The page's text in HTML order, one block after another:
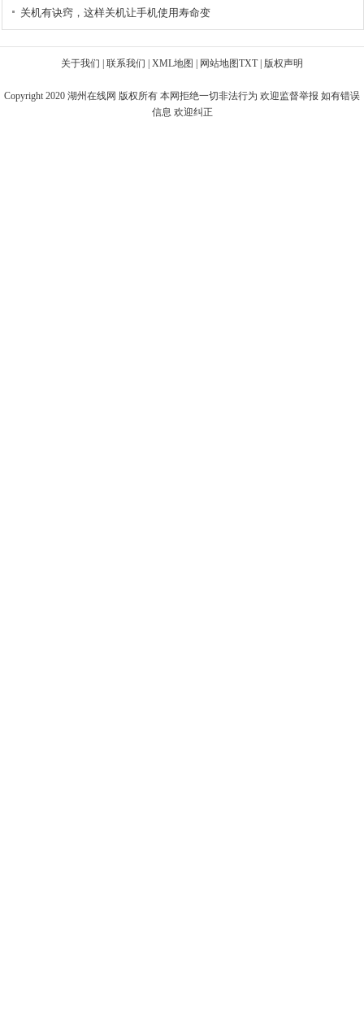
关机有诀窍，这样关机让手机使用寿命变
关于我们 联系我们 XML地图 网站地图TXT| 版权声明
Copyright 2020 湖州在线网 版权所有 本网拒绝一切非法行为 欢迎监督举报 如有错误
信息 欢迎纠正